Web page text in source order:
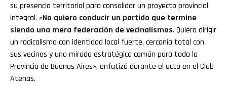
su presencia territorial para consolidar un proyecto provincial
integral. «No quiero conducir un partido que termine
siendo una mera federación de vecinalismos. Quiero dirigir
un radicalismo con identidad local fuerte, cercanía total con
sus vecinos y una mirada estratégica común para toda la
Provincia de Buenos Aires», enfatizó durante el acto en el Club
Atenas.